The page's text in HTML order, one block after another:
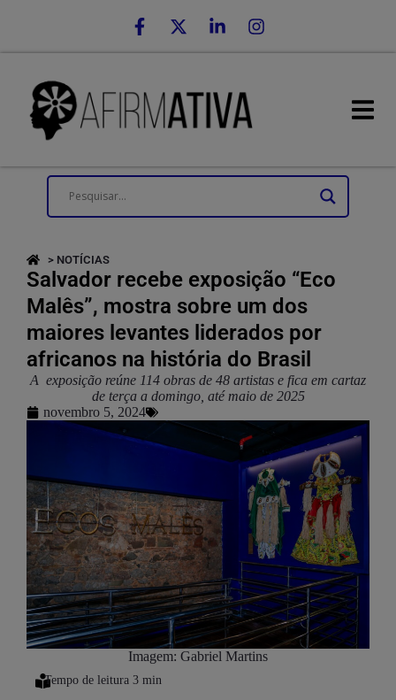
> NOTÍCIAS
Salvador recebe exposição “Eco
Malês”, mostra sobre um dos
maiores levantes liderados por
africanos na história do Brasil
A exposição reúne 114 obras de 48 artistas e fica em cartaz
de terça a domingo, até maio de 2025
novembro 5, 2024
Imagem: Gabriel Martins